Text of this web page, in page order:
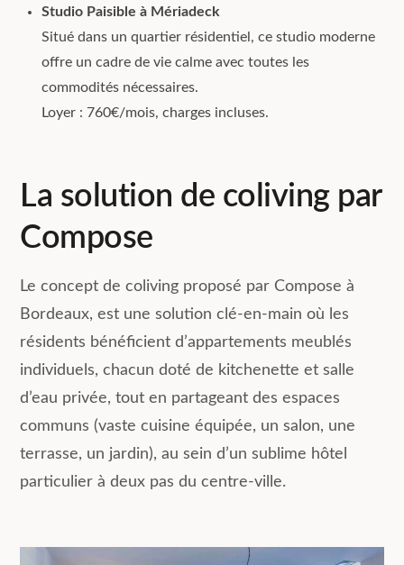
Studio Paisible à Mériadeck
Situé dans un quartier résidentiel, ce studio moderne
offre un cadre de vie calme avec toutes les
commodités nécessaires.
Loyer : 760€/mois, charges incluses.
La solution de coliving par
Compose
Le concept de coliving proposé par Compose à
Bordeaux, est une solution clé-en-main où les
résidents bénéficient d’appartements meublés
individuels, chacun doté de kitchenette et salle
d’eau privée, tout en partageant des espaces
communs (vaste cuisine équipée, un salon, une
terrasse, un jardin), au sein d’un sublime hôtel
particulier à deux pas du centre-ville.